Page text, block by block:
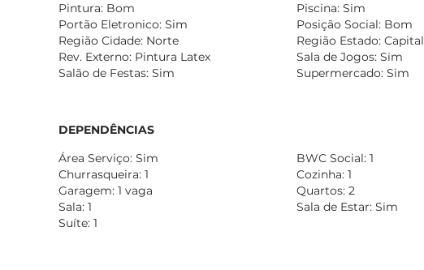
Pintura: Bom
Piscina: Sim
Portão Eletronico: Sim
Posição Social: Bom
Região Cidade: Norte
Região Estado: Capital
Rev. Externo: Pintura Latex
Sala de Jogos: Sim
Salão de Festas: Sim
Supermercado: Sim
DEPENDÊNCIAS
Área Serviço: Sim
BWC Social: 1
Churrasqueira: 1
Cozinha: 1
Garagem: 1 vaga
Quartos: 2
Sala: 1
Sala de Estar: Sim
Suíte: 1